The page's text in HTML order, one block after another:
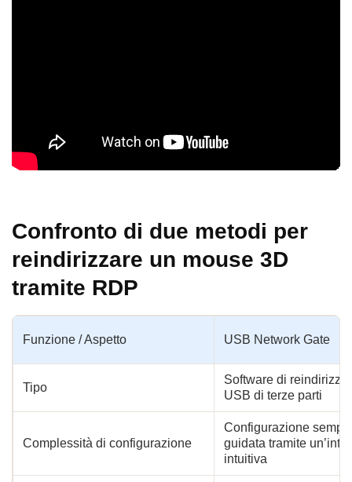
Confronto di due metodi per
reindirizzare un mouse 3D
tramite RDP
Funzione / Aspetto USB Network Gate
Tipo
Software di
USB di terze parti
Complessità di configurazione
Configurazione
guidata tramite
intuitiva